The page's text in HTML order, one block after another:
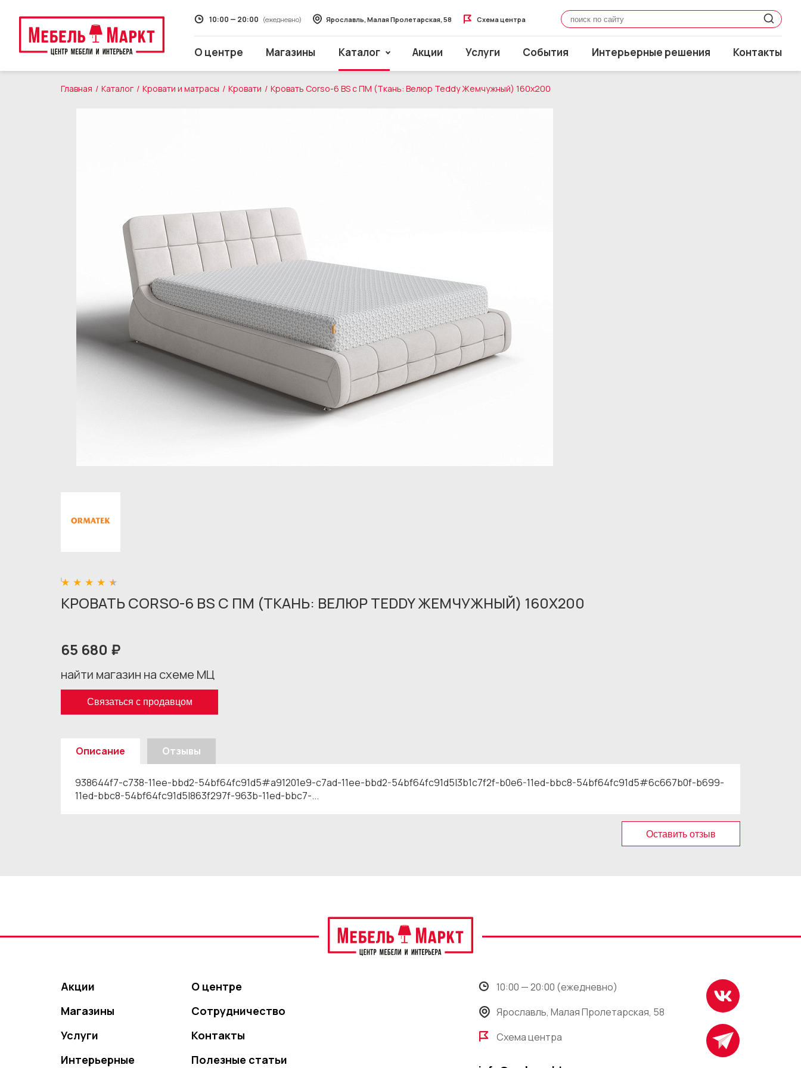
О центре Магазины
Столы и стулья
Стеллажи и полки
Товары для дома
Бренды
Каталог Акции Услуги События Интерьерные решения Контакты
10:00 — 20:00 (ежедневно) Ярославль, Малая Пролетарская, 58 Схема центра
Главная Каталог Кровати и матрасы Кровати Кровать Corso-6 BS с ПМ (Ткань: Велюр Teddy Жемчужный) 160x200
КРОВАТЬ CORSO-6 BS С ПМ (ТКАНЬ: ВЕЛЮР TEDDY ЖЕМЧУЖНЫЙ) 160X200
65 680 ₽
найти магазин на схеме МЦ
Связаться с продавцом
Описание Отзывы
938644f7-c738-11ee-bbd2-54bf64fc91d5#a91201e9-c7ad-11ee-bbd2-54bf64fc91d5|3b1c7f2f-b0e6-11ed-bbc8-54bf64fc91d5#6c667b0f-b699-
11ed-bbc8-54bf64fc91d5|863f297f-963b-11ed-bbc7-...
Оставить отзыв
Акции
Магазины
Услуги
Интерьерные
О центре
Сотрудничество
Контакты
Полезные статьи
10:00 — 20:00 (ежедневно)
Ярославль, Малая Пролетарская, 58
Схема центра